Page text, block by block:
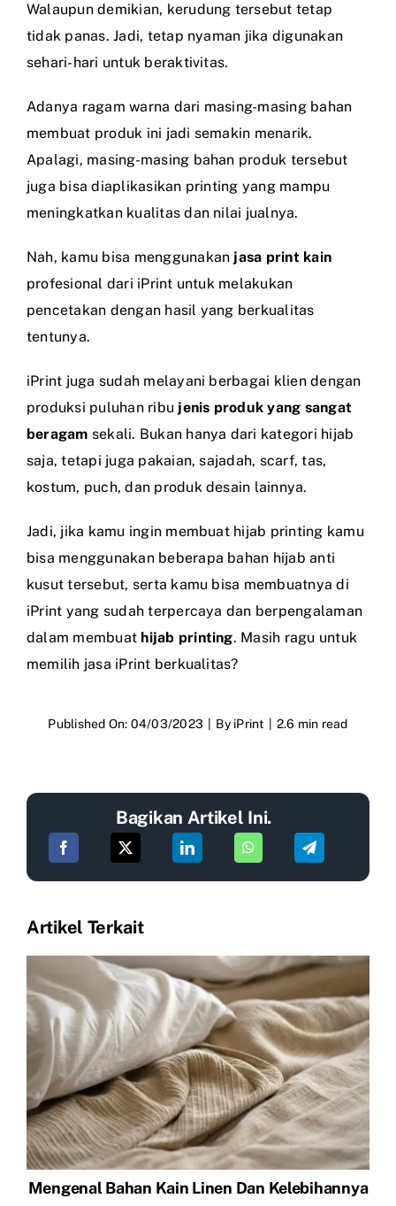
Walaupun demikian, kerudung tersebut tetap
tidak panas. Jadi, tetap nyaman jika digunakan
sehari-hari untuk beraktivitas.
Adanya ragam warna dari masing-masing bahan
membuat produk ini jadi semakin menarik.
Apalagi, masing-masing bahan produk tersebut
juga bisa diaplikasikan printing yang mampu
meningkatkan kualitas dan nilai jualnya.
Nah, kamu bisa menggunakan jasa print kain
profesional dari iPrint untuk melakukan
pencetakan dengan hasil yang berkualitas
tentunya.
iPrint juga sudah melayani berbagai klien dengan
produksi puluhan ribu jenis produk yang sangat
beragam sekali. Bukan hanya dari kategori hijab
saja, tetapi juga pakaian, sajadah, scarf, tas,
kostum, puch, dan produk desain lainnya.
Jadi, jika kamu ingin membuat hijab printing kamu
bisa menggunakan beberapa bahan hijab anti
kusut tersebut, serta kamu bisa membuatnya di
iPrint yang sudah terpercaya dan berpengalaman
dalam membuat hijab printing. Masih ragu untuk
memilih jasa iPrint berkualitas?
Published On: 04/03/2023 By iPrint 2.6 min read
Bagikan Artikel Ini.
Artikel Terkait
Mengenal Bahan Kain Linen Dan Kelebihannya